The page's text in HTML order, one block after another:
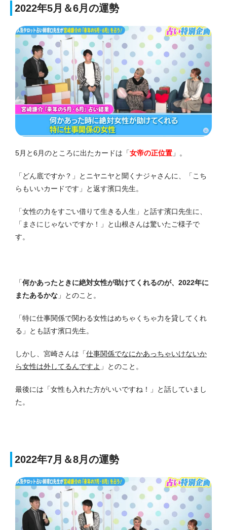
2022年5月＆6月の運勢
5月と6月のところに出たカードは「女帝の正位置 」。
「どん底ですか？」とニヤニヤと聞くナジャさんに、「こち
らもいいカードです」と返す濱口先生。
「女性の力をすごい借りて生きる人生」と話す濱口先生に、
「まさにじゃないですか！」と山根さんは驚いたご様子で
す。
「何かあったときに絶対女性が助けてくれるのが、2022年に
またあるかな 」とのこと。
「特に仕事関係で関わる女性はめちゃくちゃ力を貸してくれ
る」とも話す濱口先生。
しかし、宮崎さんは「仕事関係でなにかあっちゃいけないか
ら女性は外してるんですよ 」とのこと。
最後には「女性も入れた方がいいですね！」と話していまし
た。
2022年7月＆8月の運勢